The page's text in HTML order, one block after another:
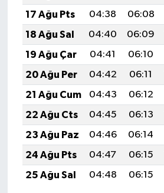
17 Ağu Pts
04:38 06:08
18 Ağu Sal
04:40 06:09
19 Ağu Çar
04:41 06:10
20 Ağu Per
04:42 06:11
21 Ağu Cum
04:43 06:12
22 Ağu Cts
04:45 06:13
23 Ağu Paz
04:46 06:14
24 Ağu Pts
04:47 06:15
25 Ağu Sal
04:48 06:15